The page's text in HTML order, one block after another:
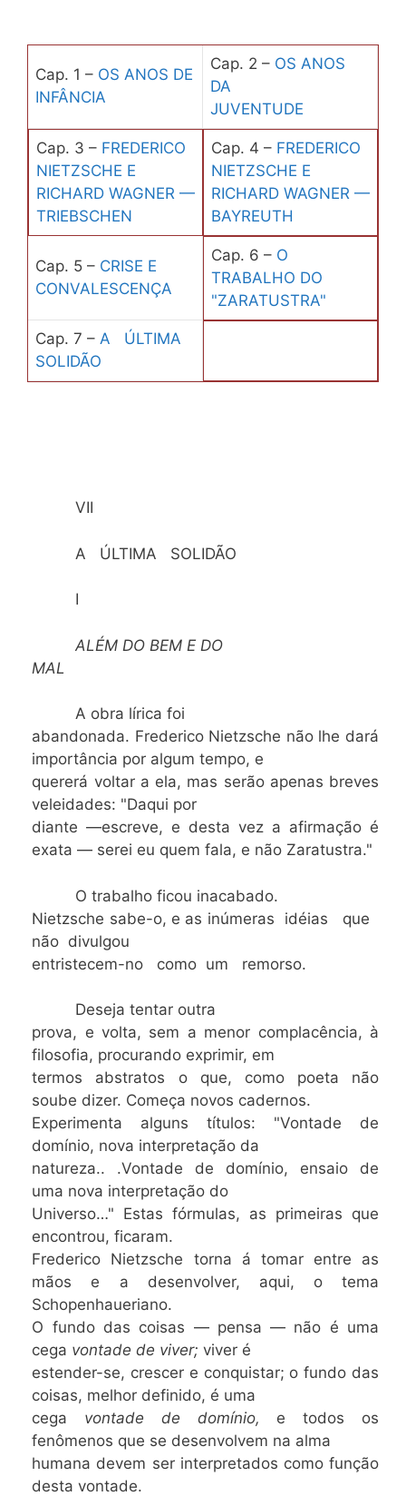
Cap. 1 – OS ANOS DE
INFÂNCIA
Cap. 2 – OS ANOS
DA
JUVENTUDE
Cap. 3 – FREDERICO
NIETZSCHE E
RICHARD WAGNER —
TRIEBSCHEN
Cap. 4 – FREDERICO
NIETZSCHE E
RICHARD WAGNER —
BAYREUTH
Cap. 5 – CRISE E
CONVALESCENÇA
Cap. 6 – O
TRABALHO DO
"ZARATUSTRA"
Cap. 7 – A ÚLTIMA
SOLIDÃO
VII
A ÚLTIMA SOLIDÃO
I
ALÉM DO BEM E DO
MAL
A obra lírica foi
abandonada. Frederico Nietzsche não lhe dará
importância por algum tempo, e
quererá voltar a ela, mas serão apenas breves
veleidades: "Daqui por
diante —escreve, e desta vez a afirmação é
exata — serei eu quem fala, e não Zaratustra."
O trabalho ficou inacabado.
Nietzsche sabe-o, e as inúmeras idéias que
não divulgou
entristecem-no como um remorso.
Deseja tentar outra
prova, e volta, sem a menor complacência, à
filosofia, procurando exprimir, em
termos abstratos o que, como poeta não
soube dizer. Começa novos cadernos.
Experimenta alguns títulos: "Vontade de
domínio, nova interpretação da
natureza.. .Vontade de domínio, ensaio de
uma nova interpretação do
Universo…" Estas fórmulas, as primeiras que
encontrou, ficaram.
Frederico Nietzsche torna á tomar entre as
mãos e a desenvolver, aqui, o tema
Schopenhaueriano.
O fundo das coisas — pensa — não é uma
cega vontade de viver;viver é
estender-se, crescer e conquistar; o fundo das
coisas, melhor definido, é uma
cega vontade de domínio, e todos os
fenômenos que se desenvolvem na alma
humana devem ser interpretados como função
desta vontade.